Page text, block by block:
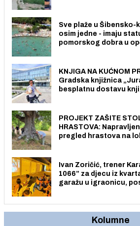
Sve plaže u Šibensko-
osim jedne - imaju
pomorskog dobra u
KNJIGA NA KUĆNOM
Gradska knjižnica
besplatnu dostavu
PROJEKT ZAŠITE
HRASTOVA:
pregled hrastova na
Ivan Zoričić, trener
1066” za djecu iz
garažu u igraonicu,
Kolumne